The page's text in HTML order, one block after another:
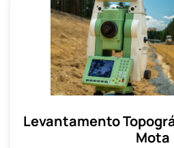
Levantamento
Mota